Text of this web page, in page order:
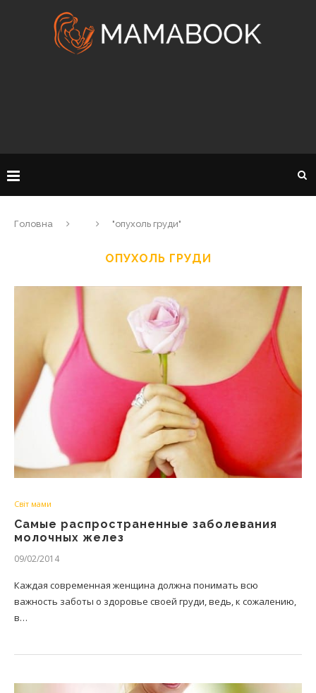
Головна "опухоль груди"
ОПУХОЛЬ ГРУДИ
Світ мами
Самые распространенные заболевания
молочных желез
09/02/2014
Каждая современная женщина должна понимать всю
важность заботы о здоровье своей груди, ведь, к сожалению,
в…